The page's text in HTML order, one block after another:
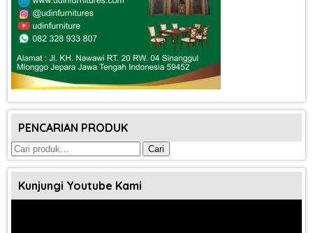
PENCARIAN PRODUK
Pencarian
untuk:
Cari
Kunjungi Youtube Kami